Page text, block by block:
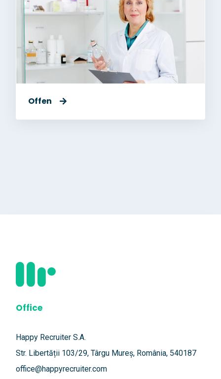
Offen
Office
Happy Recruiter S.A.
Str. Libertății 103/29, Târgu Mureș, România, 540187
office@happyrecruiter.com